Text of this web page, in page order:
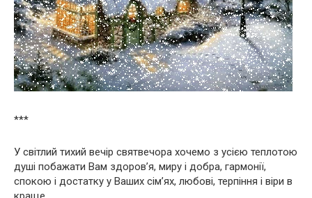
***
У світлий тихий вечір святвечора хочемо з усією теплотою
душі побажати Вам здоров’я, миру і добра, гармонії,
спокою і достатку у Ваших сім’ях, любові, терпіння і віри в